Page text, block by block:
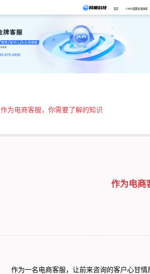
首页 CSPS/国家标准体系
作为电商客服，你需要了解的知识
作为电商
作为一名电商客服，让前来咨询的客户心甘情